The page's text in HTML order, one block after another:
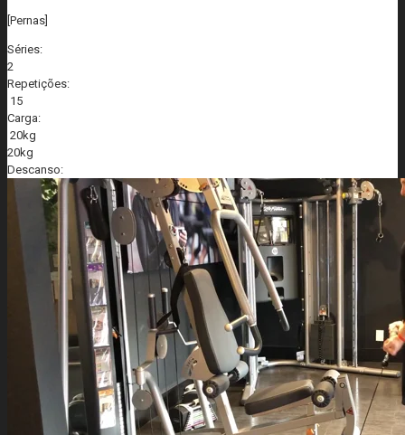
[Pernas]
Séries:
2
Repetições:
15
Carga:
20kg
20kg
Descanso: